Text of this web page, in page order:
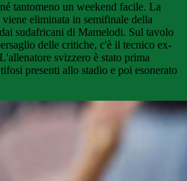
tantomeno un weekend facile. La
viene eliminata in semifinale della
sudafricani di Mamelodi. Sul tavolo
delle critiche, c'è il tecnico ex-
svizzero è stato prima
presenti allo stadio e poi esonerato